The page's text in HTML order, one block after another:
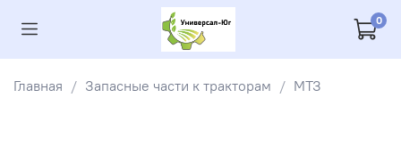
0
Главная Запасные части к тракторам МТЗ